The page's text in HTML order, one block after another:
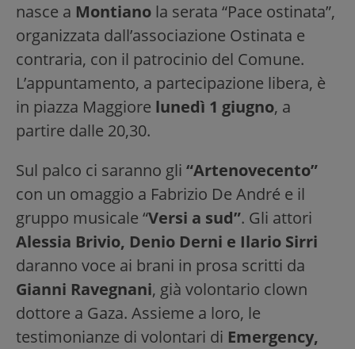
nasce a Montiano la serata “Pace ostinata”,
organizzata dall’associazione Ostinata e
contraria, con il patrocinio del Comune.
L’appuntamento, a partecipazione libera, è
in piazza Maggiore lunedì 1 giugno, a
partire dalle 20,30.
Sul palco ci saranno gli “Artenovecento”
con un omaggio a Fabrizio De André e il
gruppo musicale “Versi a sud”. Gli attori
Alessia Brivio, Denio Derni e Ilario Sirri
daranno voce ai brani in prosa scritti da
Gianni Ravegnani, già volontario clown
dottore a Gaza. Assieme a loro, le
testimonianze di volontari di Emergency,